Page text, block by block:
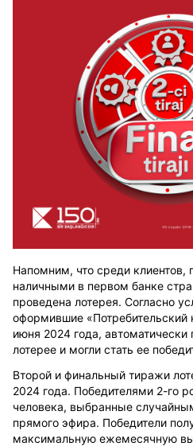
Напомним, что среди клиентов,
наличными в первом банке
проведена лотерея. Согласно
оформившие «Потребительский
июня 2024 года, автоматически
лотерее и могли стать ее
Второй и финальный тиражи
2024 года. Победителями 2-го
человека, выбранные
прямого эфира. Победители
максимальную ежемесячную